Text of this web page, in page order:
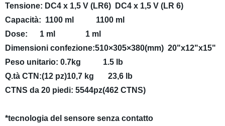
Tensione: DC4 x 1,5 V (LR6) DC4 x 1,5 V (LR 6)
Capacità: 1100 ml 1100 ml
Dose: 1 ml 1 ml
Dimensioni confezione:510×305×380(mm) 20"x12"x15"
Peso unitario: 0.7kg 1.5 lb
Q.tà CTN:(12 pz)10,7 kg 23,6 lb
CTNS da 20 piedi: 5544pz(462 CTNS)
*tecnologia del sensore senza contatto